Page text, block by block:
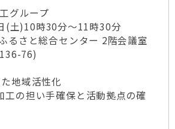
グループ
(土)10時30分～11時30分
るさと総合センター 2階会議室
76)
地域活性化
工の担い手確保と活動拠点の確